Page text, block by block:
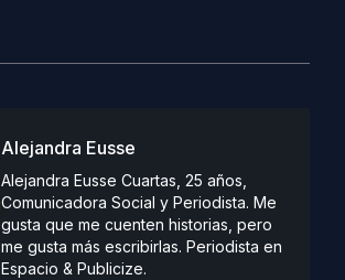
Alejandra Eusse
Alejandra Eusse Cuartas, 25 años,
Comunicadora Social y Periodista. Me
gusta que me cuenten historias, pero
me gusta más escribirlas. Periodista en
Espacio & Publicize.